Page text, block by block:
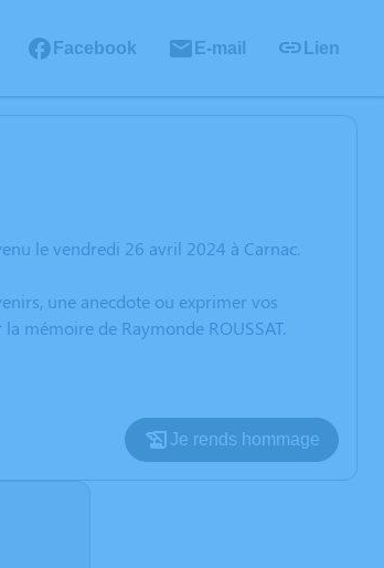
Facebook E-mail Lien
le vendredi 26 avril 2024 à Carnac.
une anecdote ou exprimer vos
mémoire de Raymonde ROUSSAT.
Je rends hommage